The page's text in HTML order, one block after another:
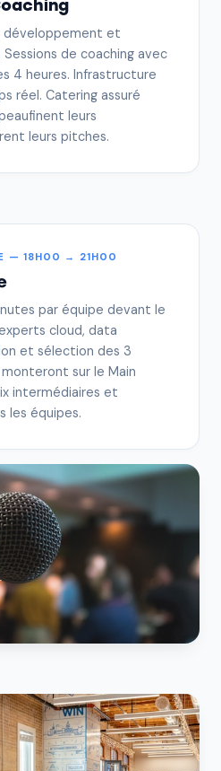
développement et
de coaching avec
4 heures. Infrastructure
réel. Catering assuré
leurs
leurs pitches.
— 18H00 → 21H00
par équipe devant le
cloud, data
et sélection des 3
sur le Main
intermédiaires et
les équipes.